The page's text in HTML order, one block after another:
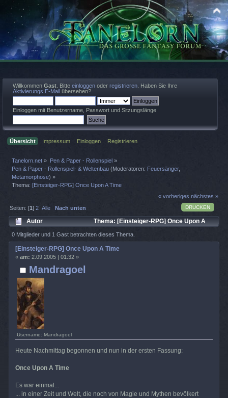
Willkommen Gast . Bitte einloggen oder registrieren . Haben Sie Ihre
Aktivierungs E-Mail übersehen?
Einloggen mit Benutzername, Passwort und Sitzungslänge
Übersicht Impressum Einloggen Registrieren
Tanelorn.net » Pen & Paper - Rollenspiel»
Pen & Paper - Rollenspiel- & Weltenbau (Moderatoren: Feuersänger,
Metamorphose) »
Thema:[Einsteiger-RPG] Once Upon A Time
« vorheriges nächstes »
DRUCKEN
Seiten: [1]2 Alle Nach unten
Autor
Thema: [Einsteiger-RPG] Once Upon A
Time (Gelesen 7851 mal)
0 Mitglieder und 1 Gast betrachten dieses Thema.
Mandragoel
Username: Mandragoel
[Einsteiger-RPG] Once Upon A Time
« am: 2.09.2005 | 01:32 »
Heute Nachmittag begonnen und nun in der ersten Fassung:
Once Upon A Time
Es war einmal...
... in einer Zeit und Welt, die noch von Magie und Mythen bevölkert